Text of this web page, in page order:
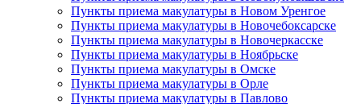
Пункты приема макулатуры в Новом Уренгое
Пункты приема макулатуры в Новочебоксарске
Пункты приема макулатуры в Новочеркасске
Пункты приема макулатуры в Ноябрьске
Пункты приема макулатуры в Омске
Пункты приема макулатуры в Орле
Пункты приема макулатуры в Павлово